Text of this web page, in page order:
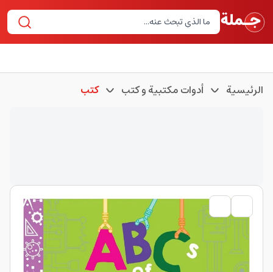
الرئيسية أدوات مكتبية و كتب كتب